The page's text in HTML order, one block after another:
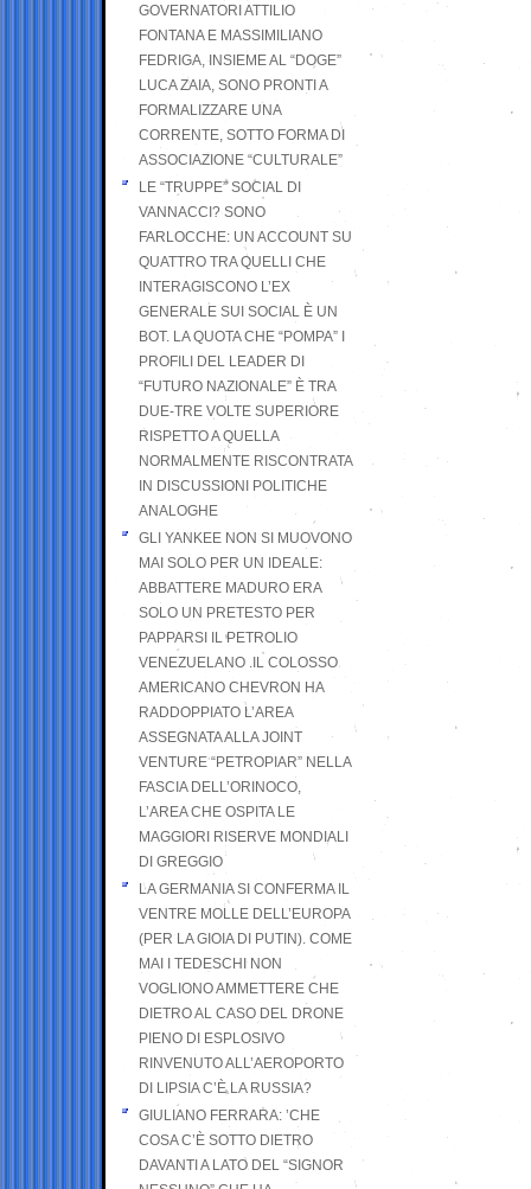
GOVERNATORI ATTILIO
FONTANA E MASSIMILIANO
FEDRIGA, INSIEME AL “DOGE”
LUCA ZAIA, SONO PRONTI A
FORMALIZZARE UNA
CORRENTE, SOTTO FORMA DI
ASSOCIAZIONE “CULTURALE”
LE “TRUPPE” SOCIAL DI
VANNACCI? SONO
FARLOCCHE: UN ACCOUNT SU
QUATTRO TRA QUELLI CHE
INTERAGISCONO L’EX
GENERALE SUI SOCIAL È UN
BOT. LA QUOTA CHE “POMPA” I
PROFILI DEL LEADER DI
“FUTURO NAZIONALE” È TRA
DUE-TRE VOLTE SUPERIORE
RISPETTO A QUELLA
NORMALMENTE RISCONTRATA
IN DISCUSSIONI POLITICHE
ANALOGHE
GLI YANKEE NON SI MUOVONO
MAI SOLO PER UN IDEALE:
ABBATTERE MADURO ERA
SOLO UN PRETESTO PER
PAPPARSI IL PETROLIO
VENEZUELANO .IL COLOSSO
AMERICANO CHEVRON HA
RADDOPPIATO L’AREA
ASSEGNATA ALLA JOINT
VENTURE “PETROPIAR” NELLA
FASCIA DELL’ORINOCO,
L’AREA CHE OSPITA LE
MAGGIORI RISERVE MONDIALI
DI GREGGIO
LA GERMANIA SI CONFERMA IL
VENTRE MOLLE DELL’EUROPA
(PER LA GIOIA DI PUTIN). COME
MAI I TEDESCHI NON
VOGLIONO AMMETTERE CHE
DIETRO AL CASO DEL DRONE
PIENO DI ESPLOSIVO
RINVENUTO ALL’AEROPORTO
DI LIPSIA C’È LA RUSSIA?
GIULIANO FERRARA: ’CHE
COSA C’È SOTTO DIETRO
DAVANTI A LATO DEL “SIGNOR